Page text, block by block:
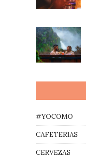
#YOCOMO
CAFETERIAS
CERVEZAS